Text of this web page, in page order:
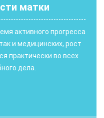
матки
активного прогресса
и медицинских, рост
практически во всех
дела.